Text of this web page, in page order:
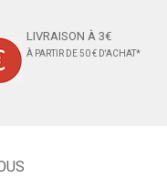
LIVRAISON À 3€
À PARTIR DE 50 € D'ACHAT*